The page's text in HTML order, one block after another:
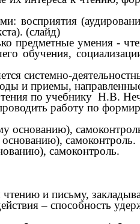
восприятия
(слайд)
умения -
обучения,
системно-
и приемы,
по учебнику Н.В.
работу по
основанию),
самоконтроль.
самоконтроль.
и письму,
– способность